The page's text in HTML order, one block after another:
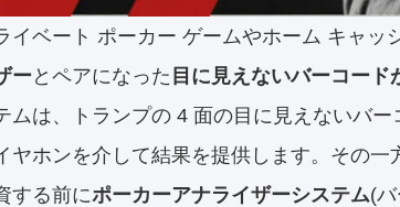
イベート ポーカー ゲームやホーム キャッ
ーとペアになった 目に見えないバーコード
ムは、トランプの 4 面の目に見えないバ
ヤホンを介して結果を提供します。その一
する前にポーカーアナライザーシステム(